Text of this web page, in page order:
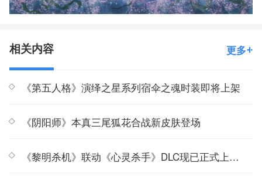
相关内容 更多
《第五人格》演绎之星系列宿伞之魂时装即将上架
《阴阳师》本真三尾狐花合战新皮肤登场
《黎明杀机》联动《心灵杀手》DLC现已正式上线Steam